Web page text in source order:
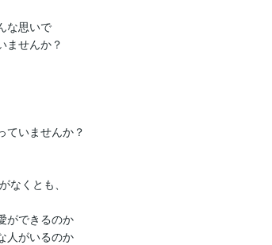
な思いで
ませんか？
ていませんか？
なくとも、
ができるのか
人がいるのか